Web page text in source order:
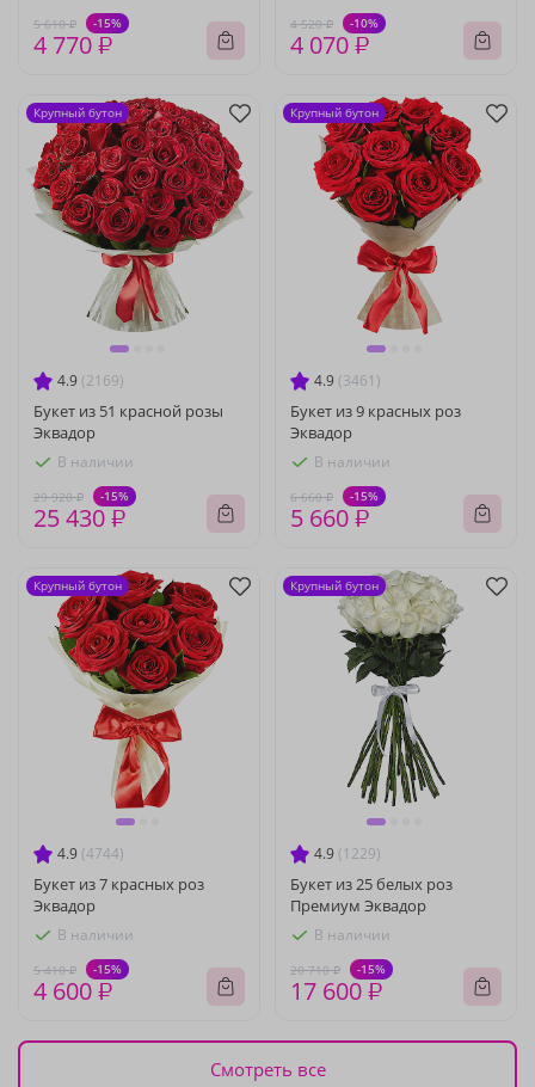
5 610 ₽ -15%
4 770 ₽
4 520 ₽ -10%
4 070 ₽
4.9 (2169)
Букет из 51 красной розы
Эквадор
В наличии
29 920 ₽ -15%
25 430 ₽
Крупный бутон
4.9 (3461)
Букет из 9 красных роз
Эквадор
В наличии
6 660 ₽ -15%
5 660 ₽
Крупный бутон
4.9 (4744)
Букет из 7 красных роз
Эквадор
В наличии
5 410 ₽ -15%
4 600 ₽
Крупный бутон
4.9 (1229)
Букет из 25 белых роз
Премиум Эквадор
В наличии
20 710 ₽ -15%
17 600 ₽
Крупный бутон
Смотреть все